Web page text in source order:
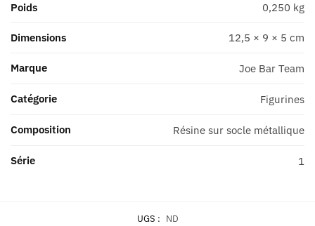
Série
Poids 0,250 kg
Dimensions 12,5 × 9 × 5 cm
Marque Joe Bar Team
Catégorie Figurines
Composition Résine sur socle métallique
Série 1
UGS : ND